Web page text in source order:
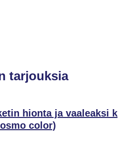
tarjouksia
hionta ja vaaleaksi k
color)